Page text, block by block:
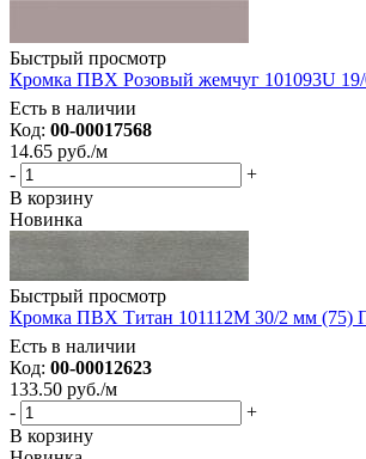
Быстрый просмотр
Кромка ПВХ Розовый жемчуг 101093U 19/
Есть в наличии
Код: 00-00017568
14.65 руб./м
-
+
В корзину
Новинка
Быстрый просмотр
Кромка ПВХ Титан 101112M 30/2 мм (75)
Есть в наличии
Код: 00-00012623
133.50 руб./м
-
+
В корзину